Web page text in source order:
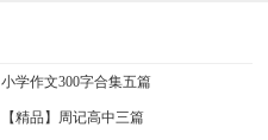
小学作文300字合集五篇
【精品】周记高中三篇